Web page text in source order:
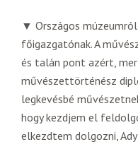
▼ Országos
főigazgatónak. A
és talán pont azért,
művészettörténész
legkevésbé
hogy kezdjem el
elkezdtem dolgozni,